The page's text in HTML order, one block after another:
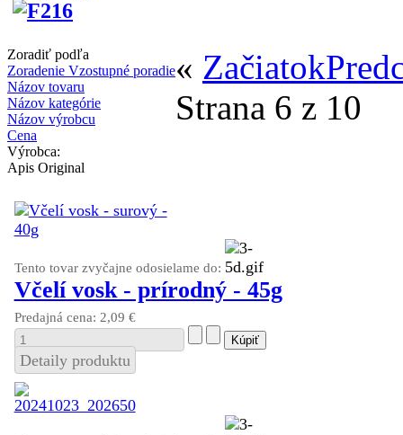
Zoradiť podľa
Zoradenie Vzostupné poradie
Názov tovaru
Názov kategórie
Názov výrobcu
Cena
Výrobca:
Apis Original
« Začiatok
Strana 6 z 10
Tento tovar zvyčajne odosielame do:
Včelí vosk - prírodný - 45g
Predajná cena: 2,09 €
Detaily produktu